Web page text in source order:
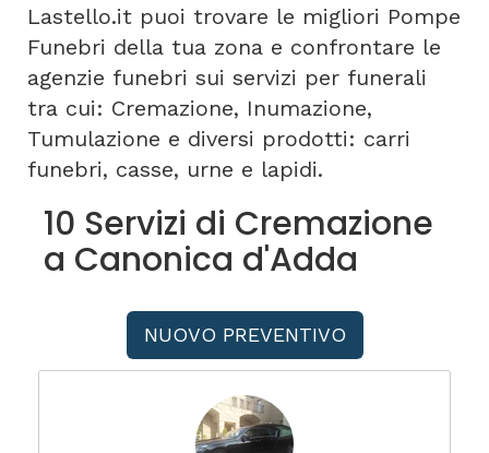
Lastello.it puoi trovare le migliori Pompe
Funebri della tua zona e confrontare le
agenzie funebri sui servizi per funerali
tra cui: Cremazione, Inumazione,
Tumulazione e diversi prodotti: carri
funebri, casse, urne e lapidi.
10 Servizi di Cremazione
a Canonica d'Adda
NUOVO PREVENTIVO